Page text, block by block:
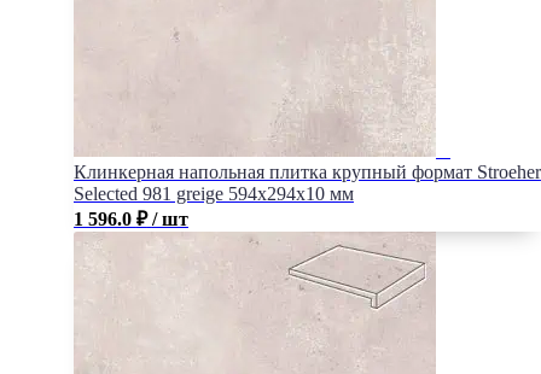
Клинкерная напольная плитка крупный формат Stroeher
Selected 981 greige 594х294х10 мм
1 596.0 ₽ / шт